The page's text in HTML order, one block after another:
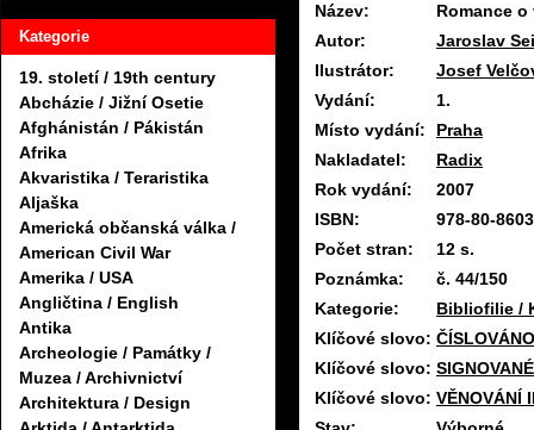
Kategorie
19. století / 19th century
Abcházie / Jižní Osetie
Afghánistán / Pákistán
Afrika
Akvaristika / Teraristika
Aljaška
Americká občanská válka /
American Civil War
Amerika / USA
Angličtina / English
Antika
Archeologie / Památky /
Muzea / Archivnictví
Architektura / Design
Název:
Romance o
Autor:
Jaroslav
Ilustrátor:
Josef
Vydání:
1.
Místo vydání:
Praha
Nakladatel:
Radix
Rok vydání:
2007
ISBN:
978-80-
Počet stran:
12 s.
Poznámka:
č. 44/150
Kategorie:
Bibliofilie /
Klíčové slovo:
Klíčové slovo:
Klíčové slovo: VĚNOVÁNÍ